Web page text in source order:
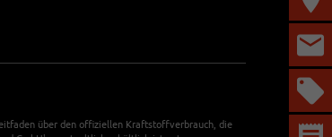
über den offiziellen Kraftstoffverbrauch, die